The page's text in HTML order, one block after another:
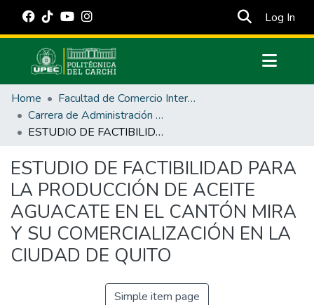
Log In
Communities & Collections
All of DSpace
Statistics
Estadísticas Externas
Manuales
Home
Facultad de Comercio Internacional, Integración, Administración y Economía Empresarial
Carrera de Administración de Empresas y Marketing
ESTUDIO DE FACTIBILIDAD PARA LA PRODUCCIÓN DE ACEITE AGUACATE EN EL CANTÓN MIRA Y SU COMERCIALIZACIÓN EN LA CIUDAD DE QUITO
ESTUDIO DE FACTIBILIDAD PARA
LA PRODUCCIÓN DE ACEITE
AGUACATE EN EL CANTÓN MIRA
Y SU COMERCIALIZACIÓN EN LA
CIUDAD DE QUITO
Simple item page